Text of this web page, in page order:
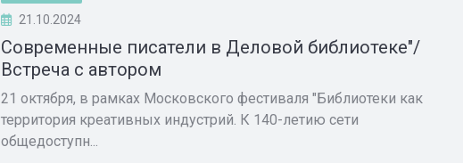
21.10.2024
Современные писатели в Деловой библиотеке"/
Встреча с автором
21 октября, в рамках Московского фестиваля "Библиотеки как
территория креативных индустрий. К 140-летию сети
общедоступн...